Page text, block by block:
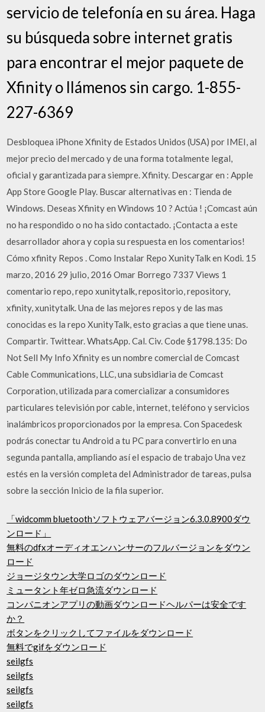
servicio de telefonía en su área. Haga
su búsqueda sobre internet gratis
para encontrar el mejor paquete de
Xfinity o llámenos sin cargo. 1-855-
227-6369
Desbloquea iPhone Xfinity de Estados Unidos (USA) por IMEI, al
mejor precio del mercado y de una forma totalmente legal,
oficial y garantizada para siempre. Xfinity. Descargar en : Apple
App Store Google Play. Buscar alternativas en : Tienda de
Windows. Deseas Xfinity en Windows 10 ? Actúa ! ¡Comcast aún
no ha respondido o no ha sido contactado. ¡Contacta a este
desarrollador ahora y copia su respuesta en los comentarios!
Cómo xfinity Repos . Como Instalar Repo XunityTalk en Kodi. 15
marzo, 2016 29 julio, 2016 Omar Borrego 7337 Views 1
comentario repo, repo xunitytalk, repositorio, repository,
xfinity, xunitytalk. Una de las mejores repos y de las mas
conocidas es la repo XunityTalk, esto gracias a que tiene unas.
Compartir. Twittear. WhatsApp. Cal. Civ. Code §1798.135: Do
Not Sell My Info Xfinity es un nombre comercial de Comcast
Cable Communications, LLC, una subsidiaria de Comcast
Corporation, utilizada para comercializar a consumidores
particulares televisión por cable, internet, teléfono y servicios
inalámbricos proporcionados por la empresa. Con Spacedesk
podrás conectar tu Android a tu PC para convertirlo en una
segunda pantalla, ampliando así el espacio de trabajo Una vez
estés en la versión completa del Administrador de tareas, pulsa
sobre la sección Inicio de la fila superior.
「widcomm bluetoothソフトウェアバージョン6.3.0.8900ダウ
ンロード」
無料のdfxオーディオエンハンサーのフルバージョンをダウン
ロード
ジョージタウン大学ロゴのダウンロード
ミュータント年ゼロ急流ダウンロード
コンパニオンアプリの動画ダウンロードヘルパーは安全です
か？
ボタンをクリックしてファイルをダウンロード
無料でgifをダウンロード
seilgfs
seilgfs
seilgfs
seilgfs